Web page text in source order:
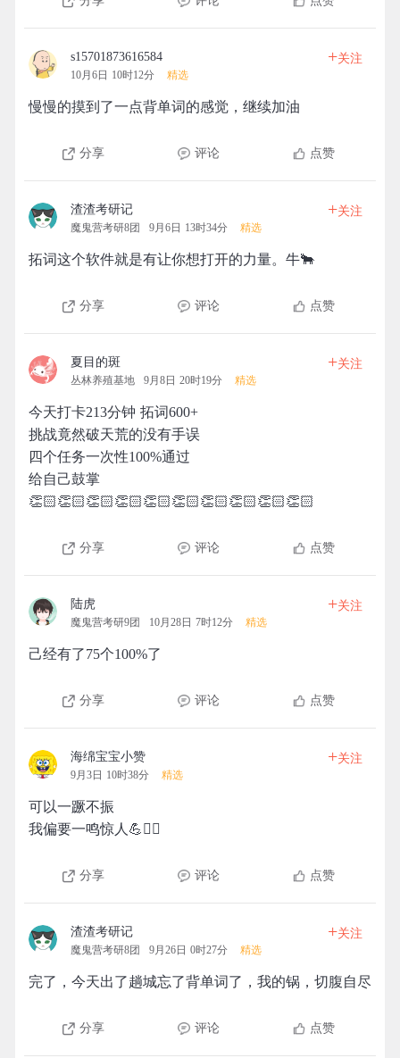
s15701873616584
10月6日 10时12分 精选
+关注
慢慢的摸到了一点背单词的感觉，继续加油
分享 评论 点赞
渣渣考研记
魔鬼营考研8团 9月6日 13时34分 精选
+关注
拓词这个软件就是有让你想打开的力量。牛🐂
分享 评论 点赞
夏目的斑
丛林养殖基地 9月8日 20时19分 精选
+关注
今天打卡213分钟 拓词600+
挑战竟然破天荒的没有手误
四个任务一次性100%通过
给自己鼓掌
👏🏻👏🏻👏🏻👏🏻👏🏻👏🏻👏🏻👏🏻👏🏻👏🏻
分享 评论 点赞
陆虎
魔鬼营考研9团 10月28日 7时12分 精选
+关注
己经有了75个100%了
分享 评论 点赞
海绵宝宝小赞
9月3日 10时38分 精选
+关注
可以一蹶不振
我偏要一鸣惊人💪🏃‍♀️
分享 评论 点赞
渣渣考研记
魔鬼营考研8团 9月26日 0时27分 精选
+关注
完了，今天出了趟城忘了背单词了，我的锅，切腹自尽
分享 评论 点赞